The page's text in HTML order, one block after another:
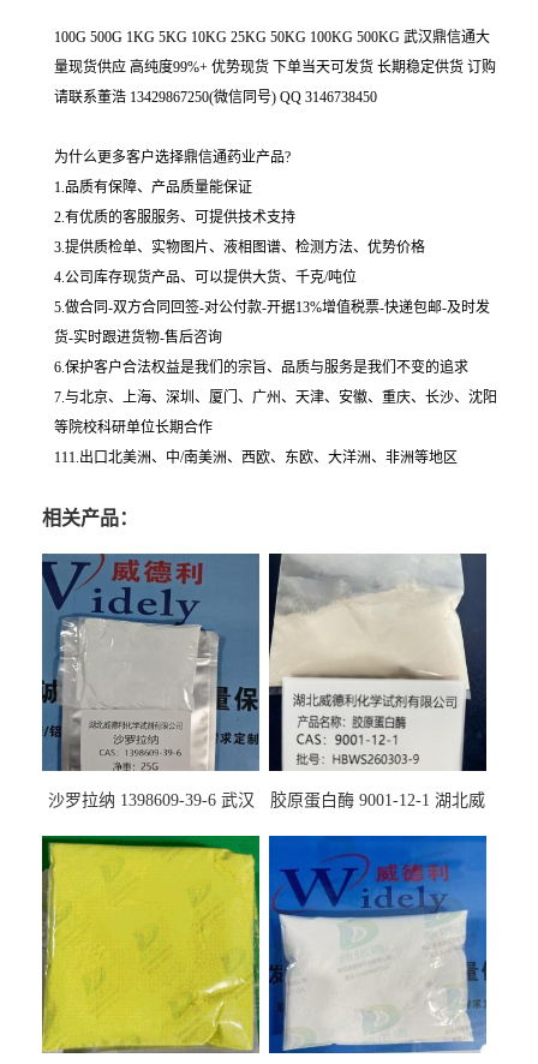
100G 500G 1KG 5KG 10KG 25KG 50KG 100KG 500KG 武汉鼎信通大
量现货供应 高纯度99%+ 优势现货 下单当天可发货 长期稳定供货 订购
请联系董浩 13429867250(微信同号) QQ 3146738450
为什么更多客户选择鼎信通药业产品?
1.品质有保障、产品质量能保证
2.有优质的客服服务、可提供技术支持
3.提供质检单、实物图片、液相图谱、检测方法、优势价格
4.公司库存现货产品、可以提供大货、千克/吨位
5.做合同-双方合同回签-对公付款-开据13%增值税票-快递包邮-及时发
货-实时跟进货物-售后咨询
6.保护客户合法权益是我们的宗旨、品质与服务是我们不变的追求
7.与北京、上海、深圳、厦门、广州、天津、安徽、重庆、长沙、沈阳
等院校科研单位长期合作
111.出口北美洲、中/南美洲、西欧、东欧、大洋洲、非洲等地区
相关产品：
沙罗拉纳 1398609-39-6 武汉
胶原蛋白酶 9001-12-1 湖北威